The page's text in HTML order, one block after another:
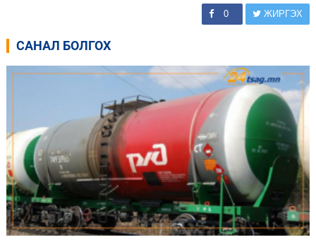
0 ЖИРГЭХ
САНАЛ БОЛГОХ